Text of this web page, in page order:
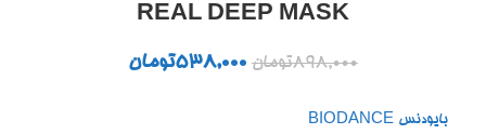
REAL DEEP MASK
898,000تومان 538,000تومان
بایودنس BIODANCE